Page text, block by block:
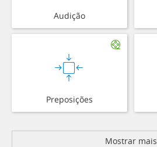
Audição
Preposições
Mostrar mais